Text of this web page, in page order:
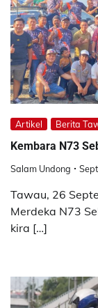
Artikel Berita
Kembara N73
Salam Undong
Tawau, 26
Merdeka N73
kira […]